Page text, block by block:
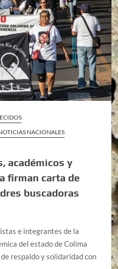
NACIONALES
académicos y
firman carta de
buscadoras
e integrantes de la
del estado de Colima
respaldo y solidaridad con